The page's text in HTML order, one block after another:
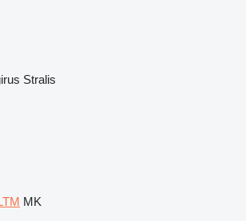
Stralis
MK